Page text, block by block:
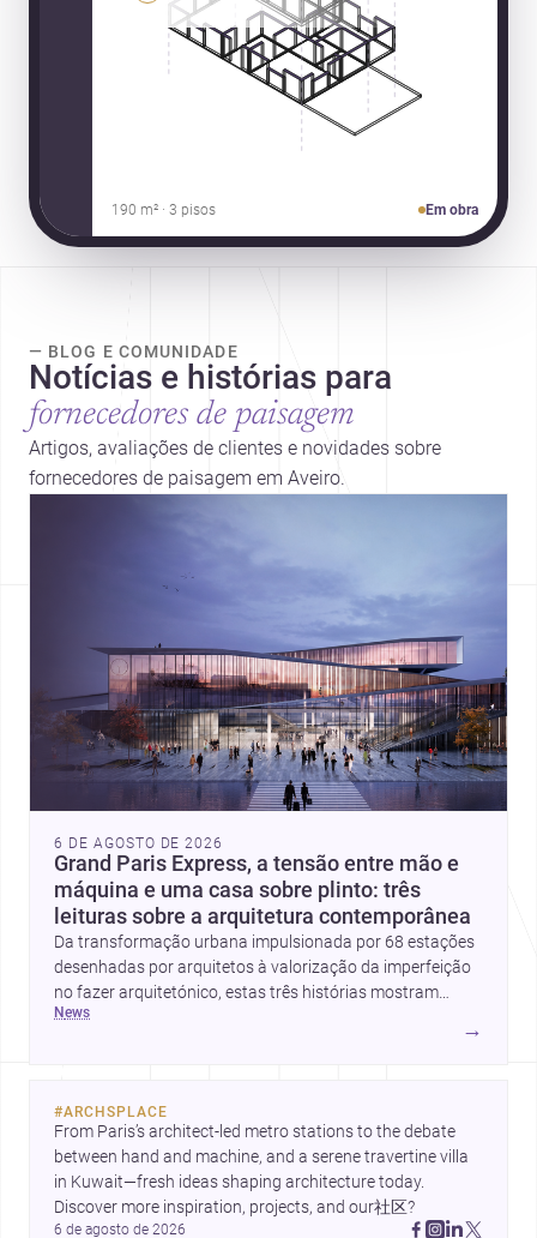
190 m² · 3 pisos Em obra
— BLOG E COMUNIDADE
Notícias e histórias para
fornecedores de paisagem
Artigos, avaliações de clientes e novidades sobre
fornecedores de paisagem em Aveiro.
6 DE AGOSTO DE 2026
Grand Paris Express, a tensão entre mão e
máquina e uma casa sobre plinto: três
leituras sobre a arquitetura contemporânea
Da transformação urbana impulsionada por 68 estações
desenhadas por arquitetos à valorização da imperfeição
no fazer arquitetónico, estas três histórias mostram
como a disciplina continua a reinventar cidades, materiais
contemporânea.
news
→
#ARCHSPLACE
From Paris’s architect-led metro stations to the debate
between hand and machine, and a serene travertine villa
in Kuwait—fresh ideas shaping architecture today.
Discover more inspiration, projects, and our社区?
6 de agosto de 2026